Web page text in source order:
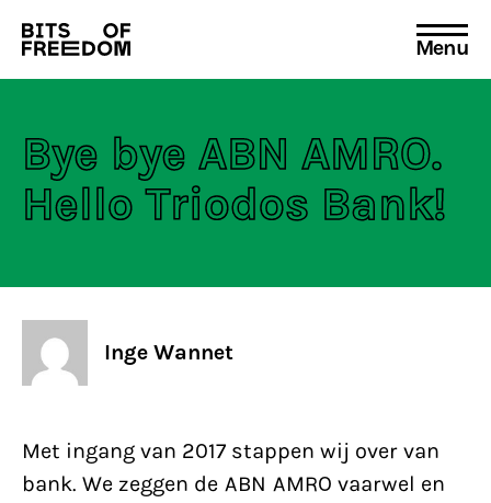
Search
for:
Menu
Bye bye ABN AMRO.
Hello Triodos Bank!
Inge Wannet
Met ingang van 2017 stappen wij over van
bank. We zeggen de ABN AMRO vaarwel en